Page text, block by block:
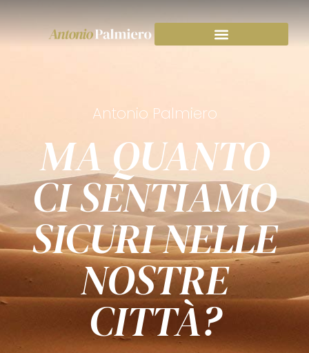
Antonio Palmiero
MA QUANTO
CI SENTIAMO
SICURI NELLE
NOSTRE
CITTÀ?